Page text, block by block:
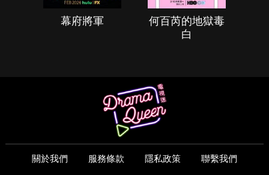
幕府將軍
何百芮的地獄毒
白
關於我們 服務條款 隱私政策 聯繫我們